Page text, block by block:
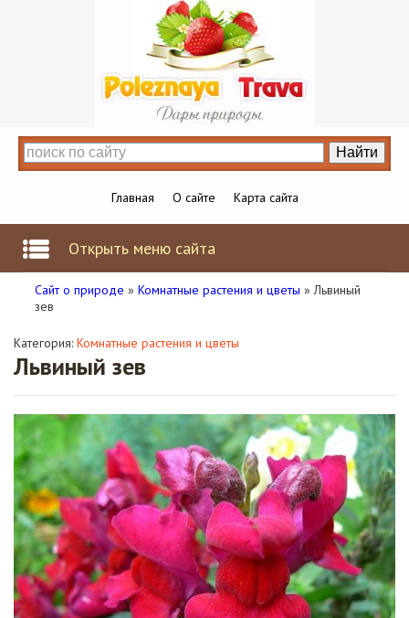
Главная О сайте Карта сайта
Открыть меню сайта
Сайт о природе » Комнатные растения и цветы » Львиный
зев
Категория: Комнатные растения и цветы
Львиный зев